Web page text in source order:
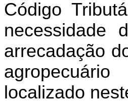
Código
necessidade
arrecadação
localizado